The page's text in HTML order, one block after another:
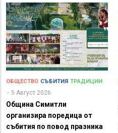
ОБЩЕСТВО СЪБИТИЯ ТРАДИЦИИ
5 Август 2026
Община Симитли
организира поредица от
събития по повод празника